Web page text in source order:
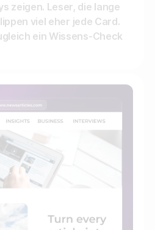
zeigen. Leser, die lange
viel eher jede Card.
ein Wissens-Check